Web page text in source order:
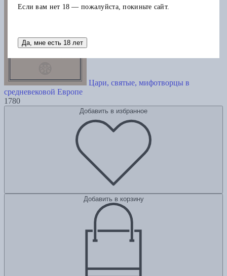
Цари, святые, мифотворцы в
средневековой Европе
1780
Добавить в избранное
Добавить в корзину
Если вам нет 18 — пожалуйста, покиньте сайт.
Да, мне есть 18 лет